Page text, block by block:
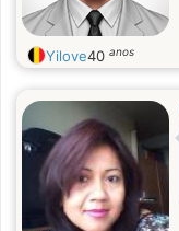
Yilove40 anos